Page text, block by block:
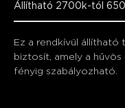
Állítható 2700k-tól
Ez a rendkívül
biztosít, amely a
fényig szabályozható.